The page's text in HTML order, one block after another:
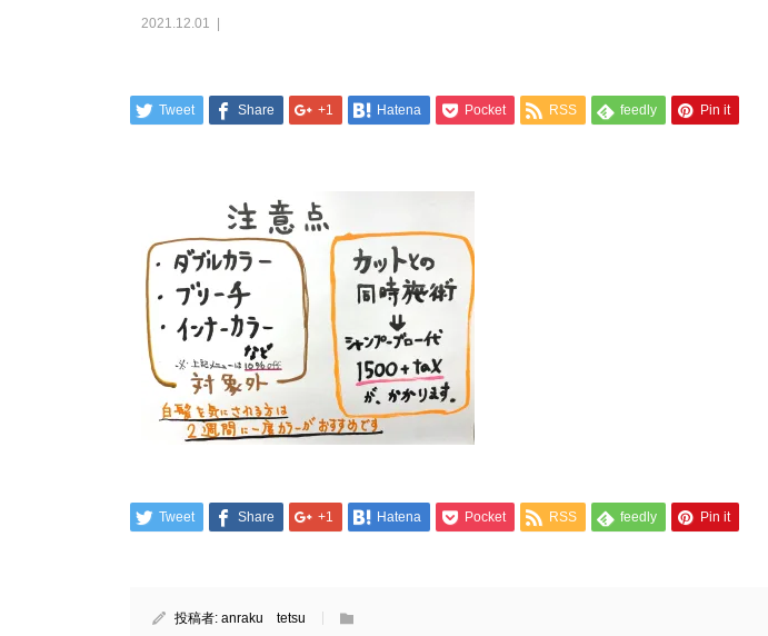
2021.12.01
Tweet Share +1 Hatena Pocket RSS feedly Pin it
Tweet Share +1 Hatena Pocket RSS feedly Pin it
投稿者: anraku tetsu